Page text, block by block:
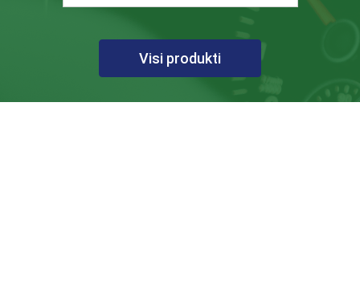
Visi produkti